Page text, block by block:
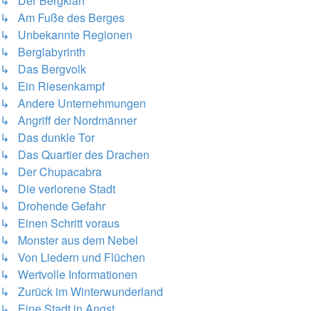
↳ Am Fuße des Berges
↳ Unbekannte Regionen
↳ Berglabyrinth
↳ Das Bergvolk
↳ Ein Riesenkampf
↳ Andere Unternehmungen
↳ Angriff der Nordmänner
↳ Das dunkle Tor
↳ Das Quartier des Drachen
↳ Der Chupacabra
↳ Die verlorene Stadt
↳ Drohende Gefahr
↳ Einen Schritt voraus
↳ Monster aus dem Nebel
↳ Von Liedern und Flüchen
↳ Wertvolle Informationen
↳ Zurück im Winterwunderland